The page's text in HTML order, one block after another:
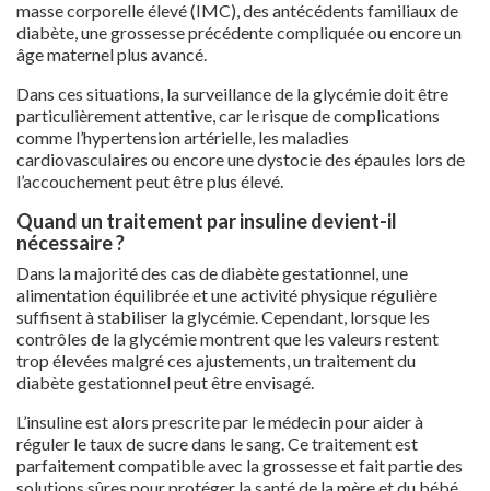
masse corporelle élevé (IMC), des antécédents familiaux de
diabète, une grossesse précédente compliquée ou encore un
âge maternel plus avancé.
Dans ces situations, la surveillance de la glycémie doit être
particulièrement attentive, car le risque de complications
comme l’hypertension artérielle, les maladies
cardiovasculaires ou encore une dystocie des épaules lors de
l’accouchement peut être plus élevé.
Quand un traitement par insuline devient-il
nécessaire ?
Dans la majorité des cas de diabète gestationnel, une
alimentation équilibrée et une activité physique régulière
suffisent à stabiliser la glycémie. Cependant, lorsque les
contrôles de la glycémie montrent que les valeurs restent
trop élevées malgré ces ajustements, un traitement du
diabète gestationnel peut être envisagé.
L’insuline est alors prescrite par le médecin pour aider à
réguler le taux de sucre dans le sang. Ce traitement est
parfaitement compatible avec la grossesse et fait partie des